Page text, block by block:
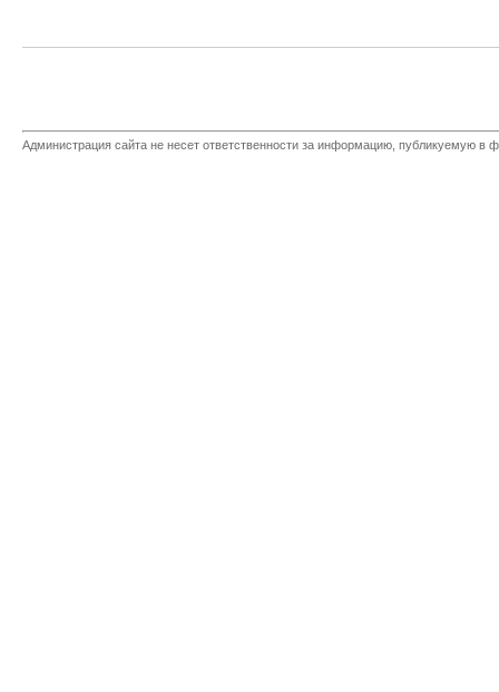
Администрация сайта не несет ответственности за информацию, публикуемую